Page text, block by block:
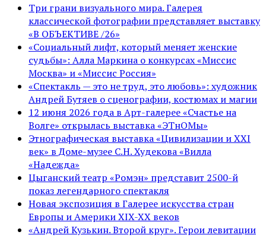
Три грани визуального мира. Галерея
классической фотографии представляет выставку
«В ОБЪЕКТИВЕ /26»
«Социальный лифт, который меняет женские
судьбы»: Алла Маркина о конкурсах «Миссис
Москва» и «Миссис Россия»
«Спектакль — это не труд, это любовь»: художник
Андрей Бутяев о сценографии, костюмах и магии
12 июня 2026 года в Арт-галерее «Счастье на
Волге» открылась выставка «ЭТнОМы»
Этнографическая выставка «Цивилизации и ХХI
век» в Доме-музее С.Н. Худекова «Вилла
«Надежда»
Цыганский театр «Ромэн» представит 2500-й
показ легендарного спектакля
Новая экспозиция в Галерее искусства стран
Европы и Америки XIX-XX веков
«Андрей Кузькин. Второй круг». Герои левитации